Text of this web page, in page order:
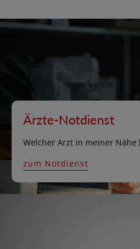
Ärzte-Notdienst
Welcher Arzt in meiner Nähe
zum Notdienst